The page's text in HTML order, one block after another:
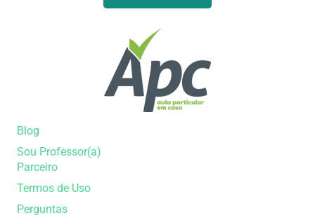
Blog
Sou Professor(a)
Parceiro
Termos de Uso
Perguntas